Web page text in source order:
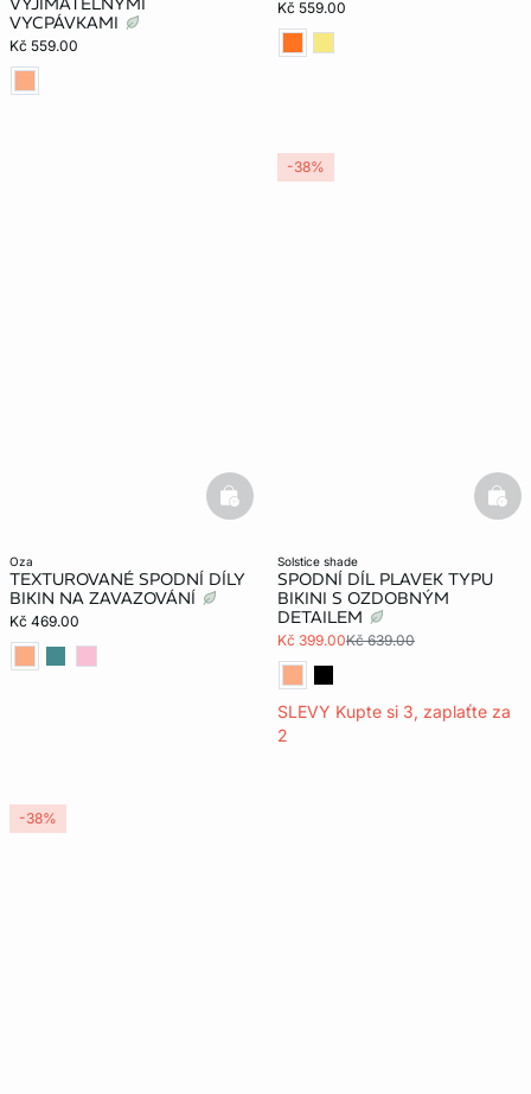
VYCPÁVKAMI
Kč 559.00
Kč 559.00
oza
TEXTUROVANÉ SPODNÍ DÍLY
BIKIN NA ZAVAZOVÁNÍ
Kč 469.00
basketfull
solstice shade
SPODNÍ DÍL PLAVEK TYPU
BIKINI S OZDOBNÝM
DETAILEM
Kč 399.00Kč 639.00
SLEVY Kupte si 3, zaplaťte za
2
-38%
-38%